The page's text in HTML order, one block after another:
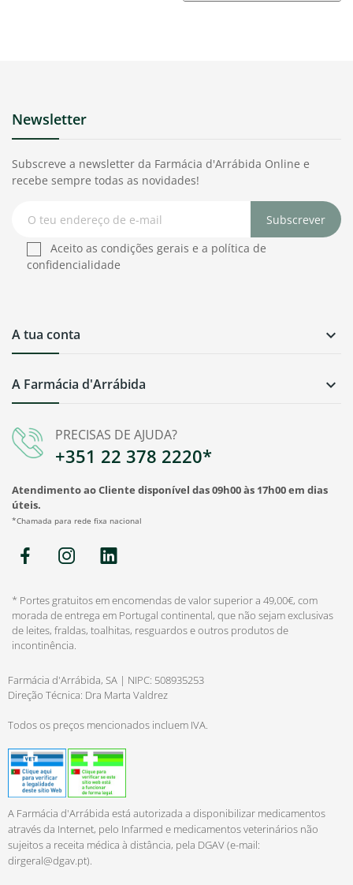
PRECISAS DE AJUDA?
+351 22 378 2220*
Atendimento ao Cliente disponível das 09h00 às 17h00 em dias
úteis.
*Chamada para rede fixa nacional
A Farmácia d'Arrábida 
A tua conta 
Newsletter
Subscreve a newsletter da Farmácia d'Arrábida Online e
recebe sempre todas as novidades!
Subscrever
Aceito as condições gerais e a política de
confidencialidade
* Portes gratuitos em encomendas de valor superior a 49,00€, com
morada de entrega em Portugal continental, que não sejam exclusivas
de leites, fraldas, toalhitas, resguardos e outros produtos de
incontinência.
Farmácia d'Arrábida, SA | NIPC: 508935253
Direção Técnica: Dra Marta Valdrez
Todos os preços mencionados incluem IVA.
A Farmácia d'Arrábida está autorizada a disponibilizar medicamentos
através da Internet, pelo Infarmed e medicamentos veterinários não
sujeitos a receita médica à distância, pela DGAV (e-mail:
dirgeral@dgav.pt).